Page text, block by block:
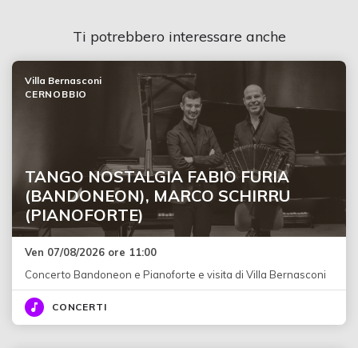
Ti potrebbero interessare anche
TANGO NOSTALGIA FABIO FURIA
(BANDONEON), MARCO SCHIRRU
(PIANOFORTE)
Villa Bernasconi
CERNOBBIO
Ven 07/08/2026 ore 11:00
Concerto Bandoneon e Pianoforte e visita di Villa Bernasconi
CONCERTI